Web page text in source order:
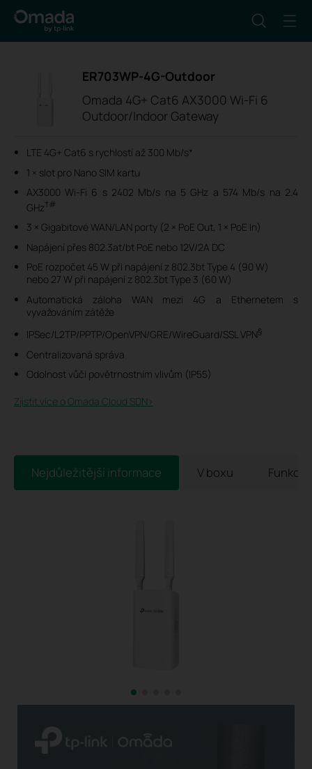
ER703WP-4G-Outdoor
Omada 4G+ Cat6 AX3000 Wi-Fi 6
Outdoor/Indoor Gateway
LTE 4G+ Cat6 s rychlostí až 300 Mb/s*
1 × slot pro Nano SIM kartu
AX3000 Wi-Fi 6 s 2402 Mb/s na 5 GHz a 574 Mb/s na 2.4
GHz†#
3 × Gigabitové WAN/LAN porty (2 × PoE Out, 1 × PoE In)
Napájení přes 802.3at/bt PoE nebo 12V/2A DC
PoE rozpočet 45 W při napájení z 802.3bt Type 4 (90 W)
nebo 27 W při napájení z 802.3bt Type 3 (60 W)
Automatická záloha WAN mezi 4G a Ethernetem s
vyvažováním zátěže
IPSec/L2TP/PPTP/OpenVPN/GRE/WireGuard/SSL VPN§
Centralizovaná správa
Odolnost vůči povětrnostním vlivům (IP55)
Zjistit více o Omada Cloud SDN>​
Nejdůležitější informace V boxu Funkce